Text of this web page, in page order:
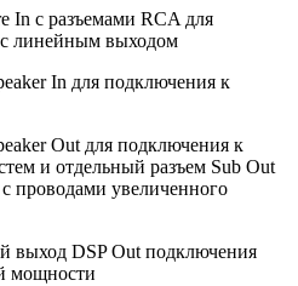
с разъемами RCA для
линейным выходом
In для подключения к
Out для подключения к
и отдельный разъем Sub Out
проводами увеличенного
DSP Out подключения
мощности